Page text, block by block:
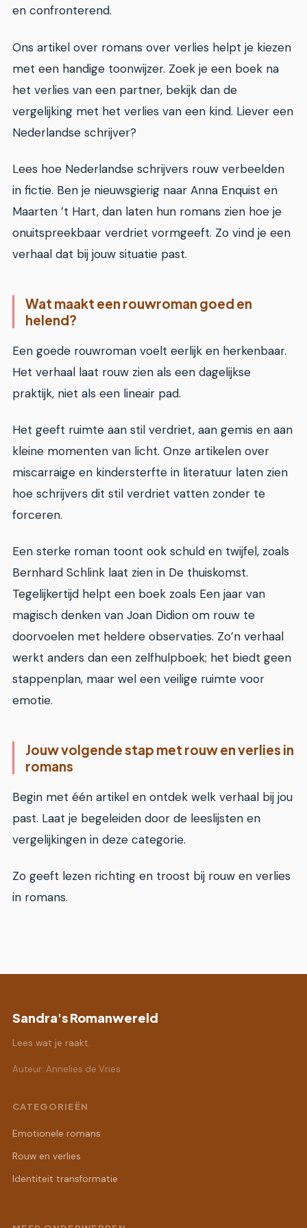
en confronterend.
Ons artikel over romans over verlies helpt je kiezen
met een handige toonwijzer. Zoek je een boek na
het verlies van een partner, bekijk dan de
vergelijking met het verlies van een kind. Liever een
Nederlandse schrijver?
Lees hoe Nederlandse schrijvers rouw verbeelden
in fictie. Ben je nieuwsgierig naar Anna Enquist en
Maarten ’t Hart, dan laten hun romans zien hoe je
onuitspreekbaar verdriet vormgeeft. Zo vind je een
verhaal dat bij jouw situatie past.
Wat maakt een rouwroman goed en
helend?
Een goede rouwroman voelt eerlijk en herkenbaar.
Het verhaal laat rouw zien als een dagelijkse
praktijk, niet als een lineair pad.
Het geeft ruimte aan stil verdriet, aan gemis en aan
kleine momenten van licht. Onze artikelen over
miscarraige en kindersterfte in literatuur laten zien
hoe schrijvers dit stil verdriet vatten zonder te
forceren.
Een sterke roman toont ook schuld en twijfel, zoals
Bernhard Schlink laat zien in De thuiskomst.
Tegelijkertijd helpt een boek zoals Een jaar van
magisch denken van Joan Didion om rouw te
doorvoelen met heldere observaties. Zo’n verhaal
werkt anders dan een zelfhulpboek; het biedt geen
stappenplan, maar wel een veilige ruimte voor
emotie.
Jouw volgende stap met rouw en verlies in
romans
Begin met één artikel en ontdek welk verhaal bij jou
past. Laat je begeleiden door de leeslijsten en
vergelijkingen in deze categorie.
Zo geeft lezen richting en troost bij rouw en verlies
in romans.
Sandra's Romanwereld
Lees wat je raakt.
Auteur: Annelies de Vries
CATEGORIEËN
Emotionele romans
Rouw en verlies
Identiteit transformatie